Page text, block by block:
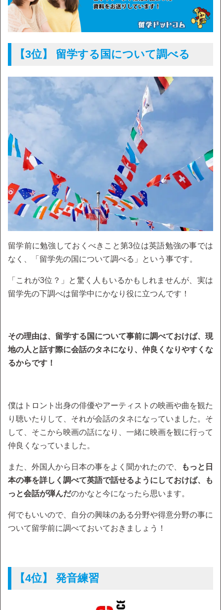
【3位】 留学する国について調べる
留学前に勉強しておくべきこと第3位は英語勉強の事では
なく、「留学先の国について調べる」という事です。
「これが3位？」と驚く人もいるかもしれませんが、実は
留学先の下調べは留学中にかなり役に立つんです！
その理由は、留学する国について事前に調べておけば、現
地の人と話す際に会話のタネになり、仲良くなりやすくな
るからです！
僕はトロント出身の俳優やアーティストの映画や曲を観た
り聴いたりして、それが会話のタネになっていました。そ
して、そこから映画の話になり、一緒に映画を観に行って
仲良くなっていました。
また、外国人から日本の事をよく聞かれたので、
もっと日
本の事を詳しく調べて英語で話せるようにしておけば、も
っと会話が弾んだのかなと今になったら思います。
何でもいいので、自分の興味のある分野や得意分野の事に
ついて留学前に調べておいておきましょう！
【4位】 発音練習